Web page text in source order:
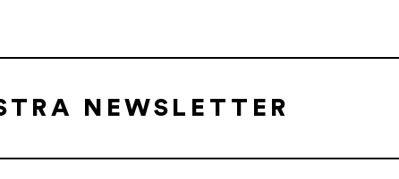
NEWSLETTER